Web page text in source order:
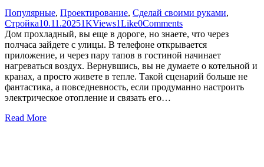
Популярные, Проектирование, Сделай своими руками,
Стройка10.11.20251KViews1Like0Comments
Дом прохладный, вы еще в дороге, но знаете, что через
полчаса зайдете с улицы. В телефоне открывается
приложение, и через пару тапов в гостиной начинает
нагреваться воздух. Вернувшись, вы не думаете о котельной и
кранах, а просто живете в тепле. Такой сценарий больше не
фантастика, а повседневность, если продуманно настроить
электрическое отопление и связать его…
Read More